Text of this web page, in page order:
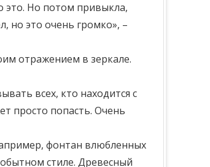
это. Но потом привыкла,
но это очень громко», –
отражением в зеркале.
всех, кто находится с
просто попасть. Очень
фонтан влюбленных
стиле. Древесный